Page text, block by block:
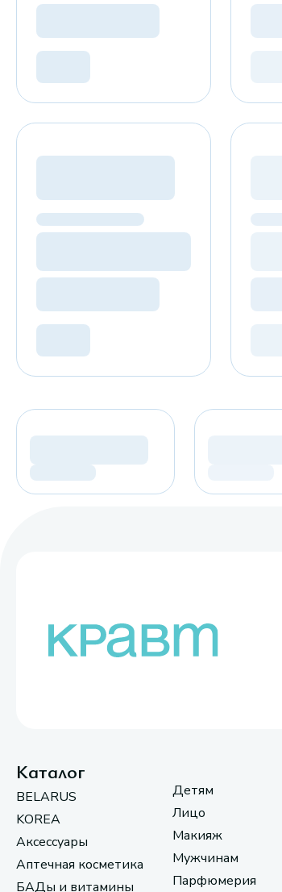
Каталог
BELARUS
KOREA
Аксессуары
Аптечная косметика
БАДы и витамины
Детям
Лицо
Макияж
Мужчинам
Парфюмерия